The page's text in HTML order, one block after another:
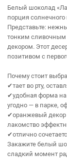
Белый шоколад
порция
Представьте:
тонким
декором. Этот
позитивом с
Почему стоит
✔тает во рту,
✔удобная форма
угодно — в парке,
✔оранжевый декор
лакомство
✔отлично
Закажите белый
сладкий момент